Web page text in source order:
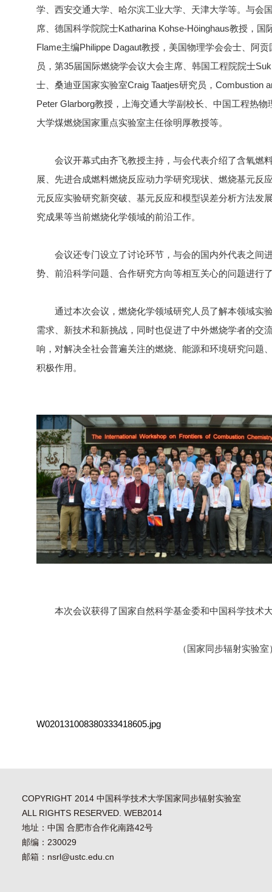
学、西安交通大学、哈尔滨工业大学、天津大学等。与会
席、德国科学院院士Katharina Kohse-Höinghaus教授，国
Flame主编Philippe Dagaut教授，美国物理学会会士、阿
员，第35届国际燃烧学会议大会主席、韩国工程院院士
士、桑迪亚国家实验室Craig Taatjes研究员，Combustion
Peter Glarborg教授，上海交通大学副校长、中国工程热
大学煤燃烧国家重点实验室主任徐明厚教授等。
会议开幕式由齐飞教授主持，与会代表介绍了含氧燃
展、先进合成燃料燃烧反应动力学研究现状、燃烧基元反
元反应实验研究新突破、基元反应和模型误差分析方法发
究成果等当前燃烧化学领域的前沿工作。
会议还专门设立了讨论环节，与会的国内外代表之间
势、前沿科学问题、合作研究方向等相互关心的问题进行
通过本次会议，燃烧化学领域研究人员了解本领域实
需求、新技术和新挑战，同时也促进了中外燃烧学者的交
响，对解决全社会普遍关注的燃烧、能源和环境研究问题
积极作用。
本次会议获得了国家自然科学基金委和中国科学技术
（国家同步辐射实验室
W020131008380333418605.jpg
COPYRIGHT 2014 中国科学技术大学国家同步辐射实验室
ALL RIGHTS RESERVED. WEB2014
地址：中国 合肥市合作化南路42号
邮编：230029
邮箱：nsrl@ustc.edu.cn